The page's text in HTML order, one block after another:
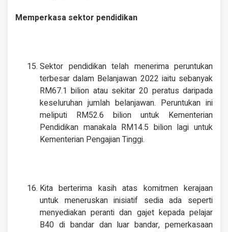
Memperkasa sektor pendidikan
Sektor pendidikan telah menerima peruntukan
terbesar dalam Belanjawan 2022 iaitu sebanyak
RM67.1 bilion atau sekitar 20 peratus daripada
keseluruhan jumlah belanjawan. Peruntukan ini
meliputi RM52.6 bilion untuk Kementerian
Pendidikan manakala RM14.5 bilion lagi untuk
Kementerian Pengajian Tinggi.
Kita berterima kasih atas komitmen kerajaan
untuk meneruskan inisiatif sedia ada seperti
menyediakan peranti dan gajet kepada pelajar
B40 di bandar dan luar bandar, pemerkasaan